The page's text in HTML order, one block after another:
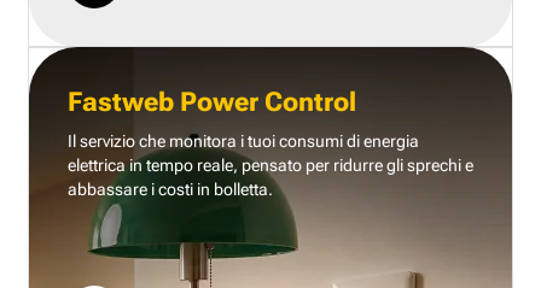
Fastweb Power Control
Il servizio che monitora i tuoi consumi di energia
elettrica in tempo reale, pensato per ridurre gli sprechi e
abbassare i costi in bolletta.